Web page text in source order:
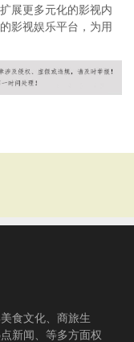
展更多元化的影视内
影视娱乐平台，为用
食文化、商旅生
新闻、等多方面权